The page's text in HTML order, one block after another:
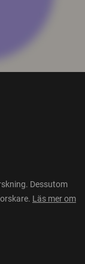
Dessutom
Läs mer om